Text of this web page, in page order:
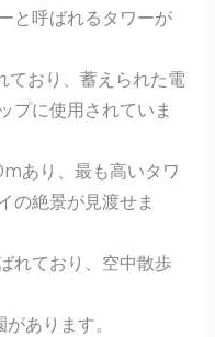
と呼ばれるタワーが
ており、蓄えられた電
プに使用されていま
あり、最も高いタワ
の絶景が見渡せま
れており、空中散歩
あります。